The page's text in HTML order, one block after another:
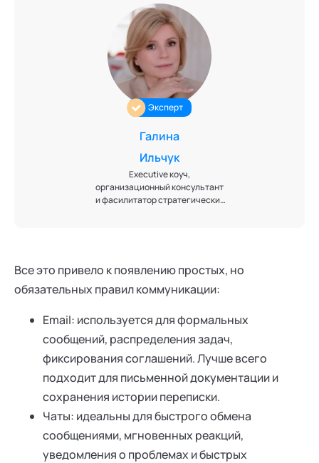
Эксперт
Галина
Ильчук
Executive коуч,
организационный консультант
и фасилитатор стратегических
на укреплении лидерской
позиции, развитии
повышении эффективности
командного взаимодействия.
Соединяю коучинговые
технологии с глубинным
психологическим и системным
анализом организации.
Все это привело к появлению простых, но
обязательных правил коммуникации:
Email: используется для формальных
сообщений, распределения задач,
фиксирования соглашений. Лучше всего
подходит для письменной документации и
сохранения истории переписки.
Чаты: идеальны для быстрого обмена
сообщениями, мгновенных реакций,
уведомления о проблемах и быстрых